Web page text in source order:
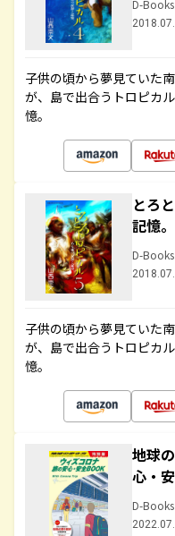
D-Books
子供の頃から夢見ていた
が、島で出合うトロピカ
憶。
とろ
記憶
D-Books
子供の頃から夢見ていた
が、島で出合うトロピカ
憶。
地球
心・
D-Books